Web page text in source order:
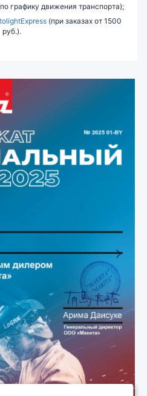
графику движения транспорта);
(при заказах от 1500
руб.).
Next